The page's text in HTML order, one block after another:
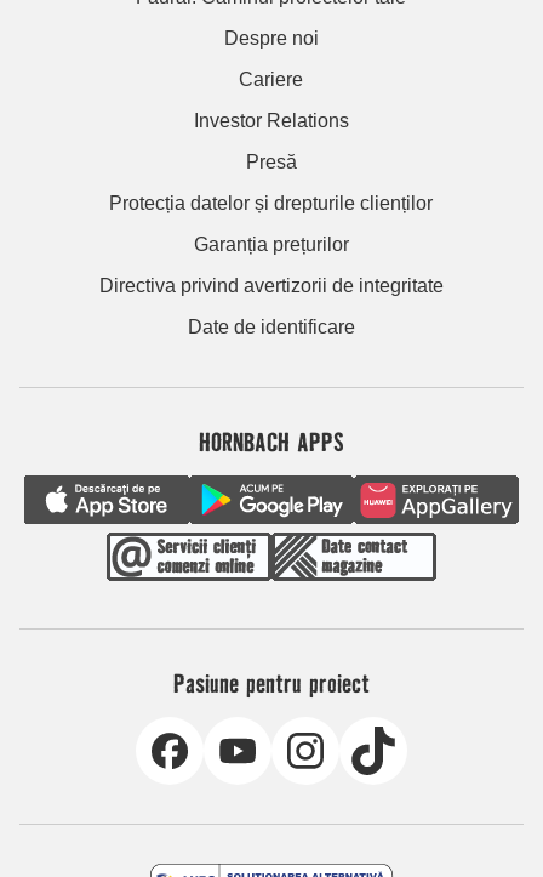
Despre noi
Cariere
Investor Relations
Presă
Protecția datelor și drepturile clienților
Garanția prețurilor
Directiva privind avertizorii de integritate
Date de identificare
HORNBACH APPS
Pasiune pentru proiect